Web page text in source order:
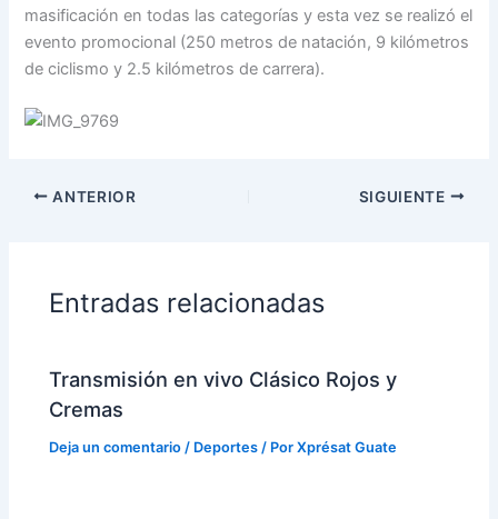
masificación en todas las categorías y esta vez se realizó el
evento promocional (250 metros de natación, 9 kilómetros
de ciclismo y 2.5 kilómetros de carrera).
ANTERIOR SIGUIENTE
Entradas relacionadas
Transmisión en vivo Clásico Rojos y
Cremas
Deja un comentario / Deportes / PorXprésat Guate